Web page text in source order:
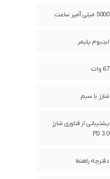
5000 میلی آمپر ساعت
لیتیوم پلیمر
67 وات
شارژ با سیم
پشتیبانی از فناوری شارژ
PD 3.0
دفترچه‌ راهنما